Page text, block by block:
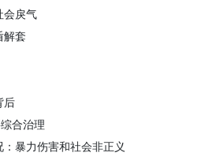
会戾气
解套
后
合治理
暴力伤害和社会非正义